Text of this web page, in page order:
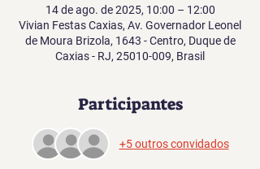
14 de ago. de 2025, 10:00 – 12:00
Vivian Festas Caxias, Av. Governador Leonel
de Moura Brizola, 1643 - Centro, Duque de
Caxias - RJ, 25010-009, Brasil
Participantes
+5 outros convidados